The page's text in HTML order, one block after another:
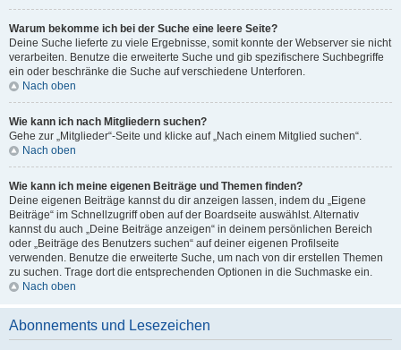
Warum bekomme ich bei der Suche eine leere Seite?
Deine Suche lieferte zu viele Ergebnisse, somit konnte der Webserver sie nicht
verarbeiten. Benutze die erweiterte Suche und gib spezifischere Suchbegriffe
ein oder beschränke die Suche auf verschiedene Unterforen.
Nach oben
Wie kann ich nach Mitgliedern suchen?
Gehe zur „Mitglieder“-Seite und klicke auf „Nach einem Mitglied suchen“.
Nach oben
Wie kann ich meine eigenen Beiträge und Themen finden?
Deine eigenen Beiträge kannst du dir anzeigen lassen, indem du „Eigene
Beiträge“ im Schnellzugriff oben auf der Boardseite auswählst. Alternativ
kannst du auch „Deine Beiträge anzeigen“ in deinem persönlichen Bereich
oder „Beiträge des Benutzers suchen“ auf deiner eigenen Profilseite
verwenden. Benutze die erweiterte Suche, um nach von dir erstellen Themen
zu suchen. Trage dort die entsprechenden Optionen in die Suchmaske ein.
Nach oben
Abonnements und Lesezeichen